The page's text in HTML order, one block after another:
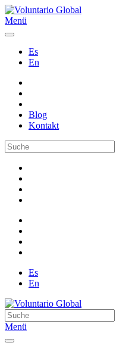
Menü
Es
En
Blog
Kontakt
Es
En
Menü